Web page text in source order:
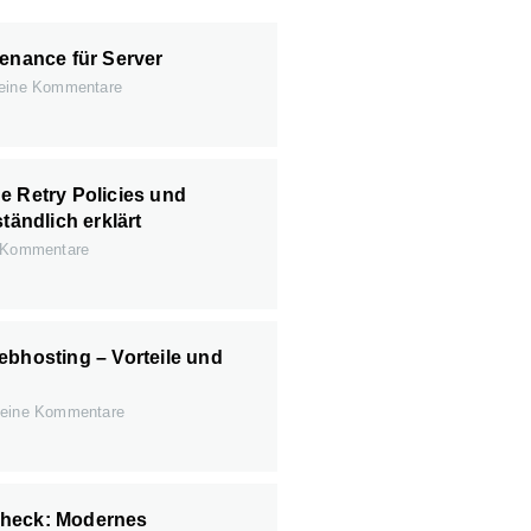
für Server
Kommentare
Retry Policies und
erklärt
– Vorteile und
Kommentare
Modernes